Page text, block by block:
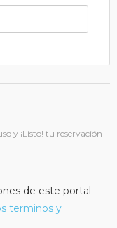
y ¡Listo! tu reservación
de este portal
terminos y